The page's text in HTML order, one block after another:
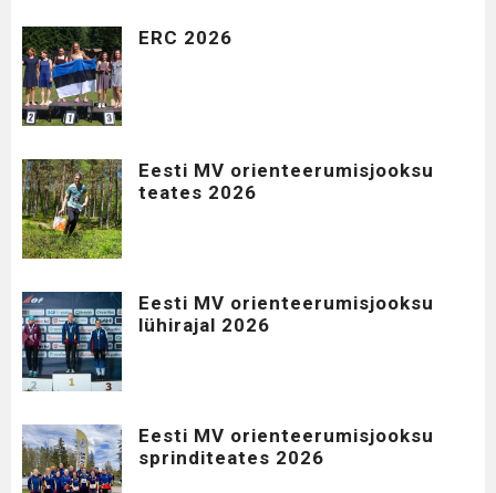
ERC 2026
Eesti MV orienteerumisjooksu
teates 2026
Eesti MV orienteerumisjooksu
lühirajal 2026
Eesti MV orienteerumisjooksu
sprinditeates 2026